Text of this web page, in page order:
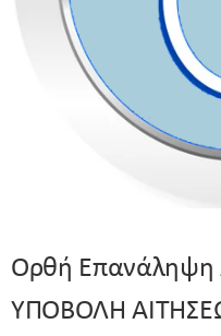
Ορθή Επανάληψη
ΥΠΟΒΟΛΗ